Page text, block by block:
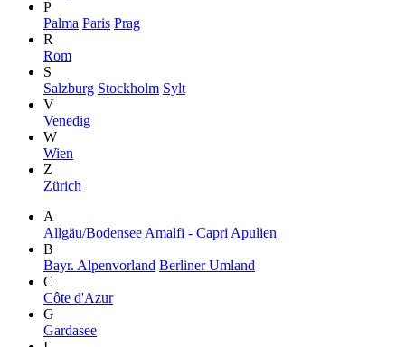
P
Palma Paris Prag
R
Rom
S
Salzburg Stockholm Sylt
V
Venedig
W
Wien
Z
Zürich
A
Allgäu/Bodensee Amalfi - Capri Apulien
B
Bayr. Alpenvorland Berliner Umland
C
Côte d'Azur
G
Gardasee